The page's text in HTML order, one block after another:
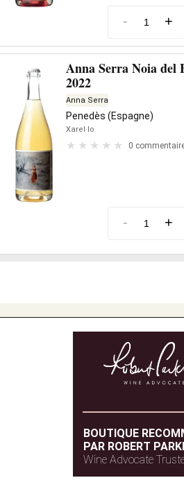
- +
Anna Serra Noia del
2022
Anna Serra
Penedès (Espagne)
Xarel·lo
0
- +
BOUTIQUE
PAR ROBERT
Wine Advocate